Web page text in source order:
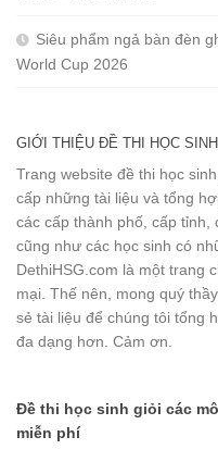
Siêu phẩm ngả bàn đèn
World Cup 2026
GIỚI THIỆU ĐỀ THI HỌC SINH
Trang website đề thi học
cấp những tài liệu và tổng
các cấp thành phố, cấp
cũng như các học sinh có
DethiHSG.com là một trang
mại. Thế nên, mong quý
sẻ tài liệu để chúng tôi tổng
đa dạng hơn. Cảm ơn.
Đề thi học sinh giỏi các
miễn phí